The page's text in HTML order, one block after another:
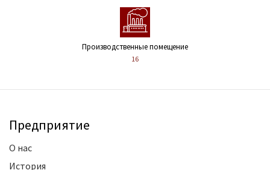
Производственные помещение
16
Предприятие
О нас
История